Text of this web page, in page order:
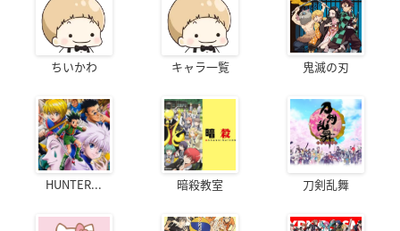
ちいかわ キャラ一覧 鬼滅の刃
HUNTER... 暗殺教室 刀剣乱舞